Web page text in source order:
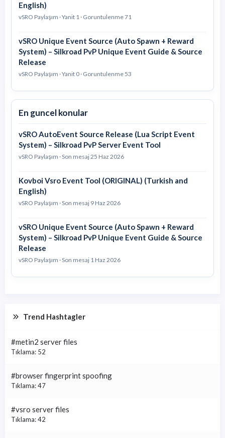
English)
vSRO Paylaşım · Yanit 1 · Goruntulenme 71
vSRO Unique Event Source (Auto Spawn + Reward
System) – Silkroad PvP Unique Event Guide & Source
Release
vSRO Paylaşım · Yanit 0 · Goruntulenme 53
En guncel konular
vSRO AutoEvent Source Release (Lua Script Event
System) – Silkroad PvP Server Event Tool
vSRO Paylaşım · Son mesaj25 Haz 2026
Kovboi Vsro Event Tool (ORIGINAL) (Turkish and
English)
vSRO Paylaşım · Son mesaj 9 Haz 2026
vSRO Unique Event Source (Auto Spawn + Reward
System) – Silkroad PvP Unique Event Guide & Source
Release
vSRO Paylaşım · Son mesaj 1 Haz 2026
Trend Hashtagler
#metin2 server files
Tıklama: 52
#browser fingerprint spoofing
Tıklama: 47
#vsro server files
Tıklama: 42